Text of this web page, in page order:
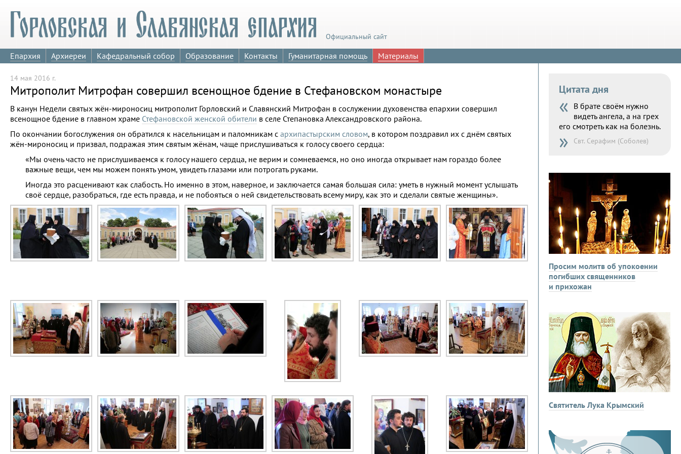
Официальный сайт
Епархия Архиереи Кафедральный собор Образование Контакты Гуманитарная помощь Материалы
14 мая 2016 г.
Митрополит Митрофан совершил всенощное бдение в Стефановском монастыре
В канун Недели святых жён-мироносиц митрополит Горловский и Славянский Митрофан в сослужении духовенства епархии совершил
всенощное бдение в главном храме Стефановской женской обители в селе Степановка Александровского района.
По окончании богослужения он обратился к насельницам и паломникам с архипастырским словом, в котором поздравил их с днём святых
жён-мироносиц и призвал, подражая этим святым жёнам, чаще прислушиваться к голосу своего сердца:
«Мы очень часто не прислушиваемся к голосу нашего сердца, не верим и сомневаемся, но оно иногда открывает нам гораздо более
важные вещи, чем мы можем понять умом, увидеть глазами или потрогать руками.
Иногда это расценивают как слабость. Но именно в этом, наверное, и заключается самая большая сила: уметь в нужный момент услышать
своё сердце, разобраться, где есть правда, и не побояться о ней свидетельствовать всему миру, как это и сделали святые женщины».
Цитата дня
« В брате своём нужно
видеть ангела, а на грех
его смотреть как на болезнь.
» Свт. Серафим (Соболев)
Просим молитв об упокоении
погибших священников
и прихожан
Святитель Лука Крымский